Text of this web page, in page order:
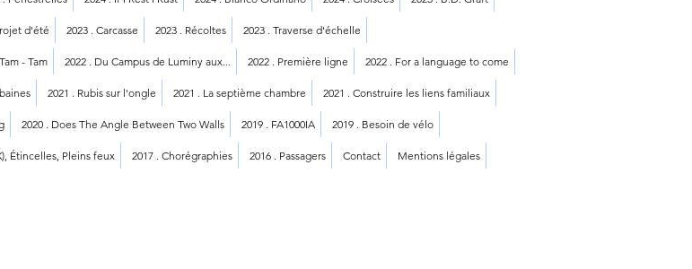
d'été 2023 . Carcasse 2023 . Récoltes 2023 . Traverse d'échelle
- Tam 2022 . Du Campus de Luminy aux... 2022 . Première ligne 2022 . For a language to come
2021 . Rubis sur l'ongle 2021 . La septième chambre 2021 . Construire les liens familiaux
2020 . Does The Angle Between Two Walls 2019 . FA1000IA 2019 . Besoin de vélo
Étincelles, Pleins feux 2017 . Chorégraphies 2016 . Passagers Contact Mentions légales